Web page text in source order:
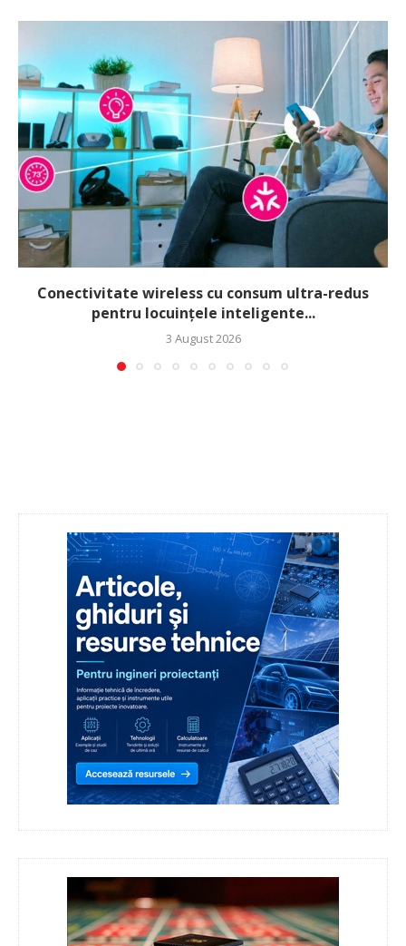
Conectivitate wireless cu consum ultra-redus
pentru locuințele inteligente...
3 August 2026